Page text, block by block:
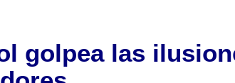
golpea las